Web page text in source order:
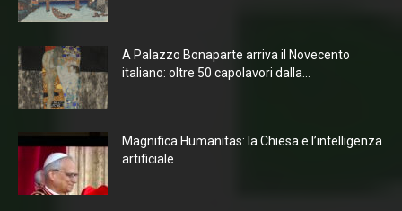
A Palazzo Bonaparte arriva il Novecento
italiano: oltre 50 capolavori dalla...
Magnifica Humanitas: la Chiesa e l’intelligenza
artificiale